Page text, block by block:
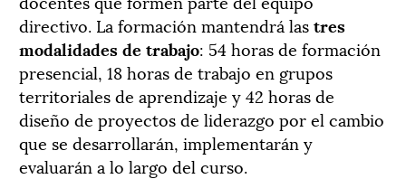
directivo. La formación mantendrá lastres
modalidades de trabajo: 54 horas de formación
presencial, 18 horas de trabajo en grupos
territoriales de aprendizaje y 42 horas de
diseño de proyectos de liderazgo por el cambio
que se desarrollarán, implementarán y
evaluarán a lo largo del curso.